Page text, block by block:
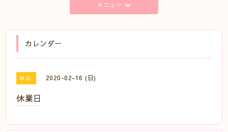
メニュー
カレンダー
休日 2020-02-16 (日)
休業日